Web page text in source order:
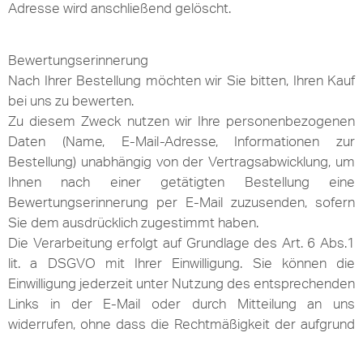
Adresse wird anschließend gelöscht.
Bewertungserinnerung
Nach Ihrer Bestellung möchten wir Sie bitten, Ihren Kauf
bei uns zu bewerten.
Zu diesem Zweck nutzen wir Ihre personenbezogenen
Daten (Name, E-Mail-Adresse, Informationen zur
Bestellung) unabhängig von der Vertragsabwicklung, um
Ihnen nach einer getätigten Bestellung eine
Bewertungserinnerung per E-Mail zuzusenden, sofern
Sie dem ausdrücklich zugestimmt haben.
Die Verarbeitung erfolgt auf Grundlage des Art. 6 Abs.1
lit. a DSGVO mit Ihrer Einwilligung. Sie können die
Einwilligung jederzeit unter Nutzung des entsprechenden
Links in der E-Mail oder durch Mitteilung an uns
widerrufen, ohne dass die Rechtmäßigkeit der aufgrund